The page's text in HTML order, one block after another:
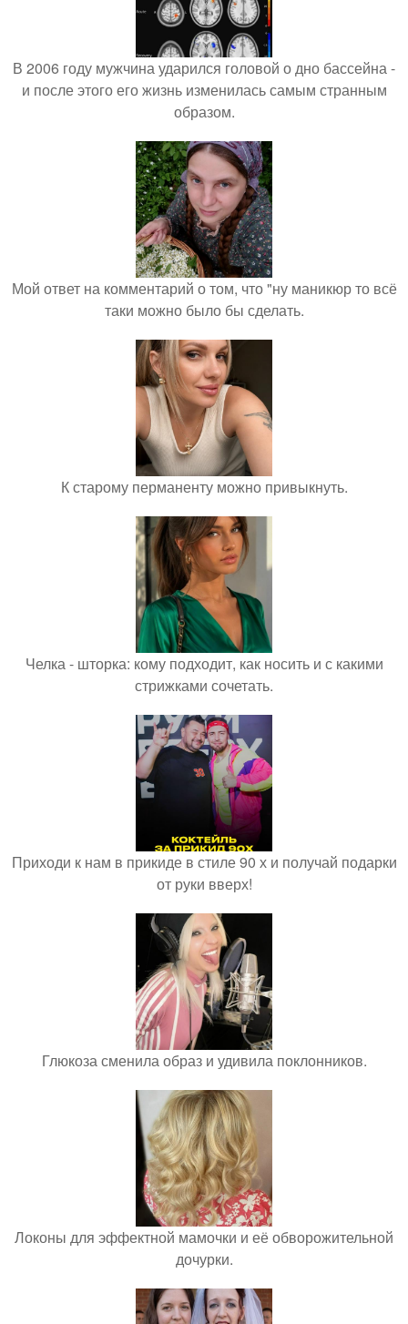
В 2006 году мужчина ударился головой о дно бассейна -
и после этого его жизнь изменилась самым странным
образом.
Мой ответ на комментарий о том, что "ну маникюр то всё
таки можно было бы сделать.
К старому перманенту можно привыкнуть.
Челка - шторка: кому подходит, как носить и с какими
стрижками сочетать.
Приходи к нам в прикиде в стиле 90 х и получай подарки
от руки вверх!
Глюкоза сменила образ и удивила поклонников.
Локоны для эффектной мамочки и её обворожительной
дочурки.